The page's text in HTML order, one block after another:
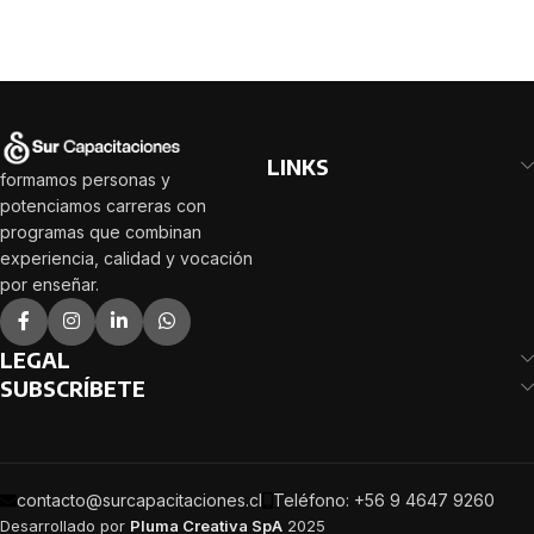
formamos personas y
potenciamos carreras con
programas que combinan
experiencia, calidad y vocación
por enseñar.
LINKS
LEGAL
SUBSCRÍBETE
contacto@surcapacitaciones.cl Teléfono: +56 9 4647 9260
Desarrollado por Pluma Creativa SpA 2025